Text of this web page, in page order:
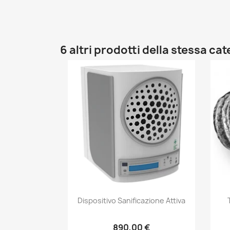
6 altri prodotti della stessa
 Anteprima
Dispositivo Sanificazione Attiva
890,00 €